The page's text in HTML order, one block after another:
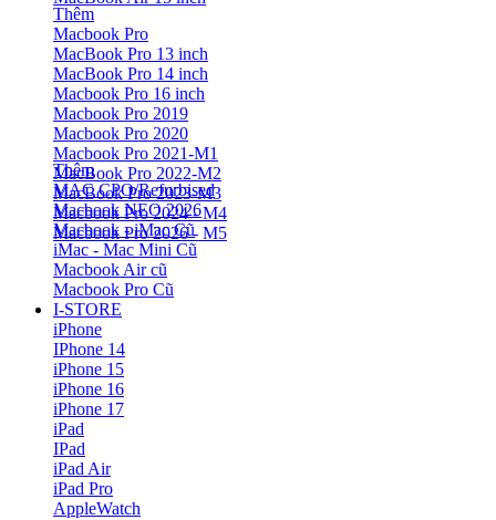
Thêm
Macbook Pro
MacBook Pro 13 inch
MacBook Pro 14 inch
Macbook Pro 16 inch
Macbook Pro 2019
Macbook Pro 2020
Macbook Pro 2021-M1
MacBook Pro 2022-M2
MacBook Pro 2023-M3
Macbook Pro 2024 - M4
Macbook Pro 2026 - M5
Thêm
MAC CPO/Refurbised
Macbook NEO 2026
Macbook - iMac Cũ
iMac - Mac Mini Cũ
Macbook Air cũ
Macbook Pro Cũ
I-STORE
iPhone
IPhone 14
iPhone 15
iPhone 16
iPhone 17
iPad
IPad
iPad Air
iPad Pro
AppleWatch